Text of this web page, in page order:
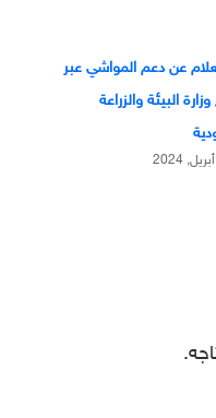
عن دعم المواشي عبر
البيئة والزراعة